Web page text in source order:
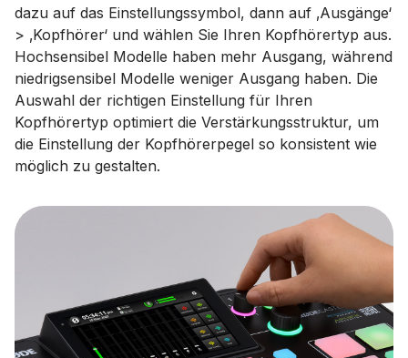
dazu auf das Einstellungssymbol, dann auf ‚Ausgänge‘
> ‚Kopfhörer‘ und wählen Sie Ihren Kopfhörertyp aus.
Hochsensibel Modelle haben mehr Ausgang, während
niedrigsensibel Modelle weniger Ausgang haben. Die
Auswahl der richtigen Einstellung für Ihren
Kopfhörertyp optimiert die Verstärkungsstruktur, um
die Einstellung der Kopfhörerpegel so konsistent wie
möglich zu gestalten.